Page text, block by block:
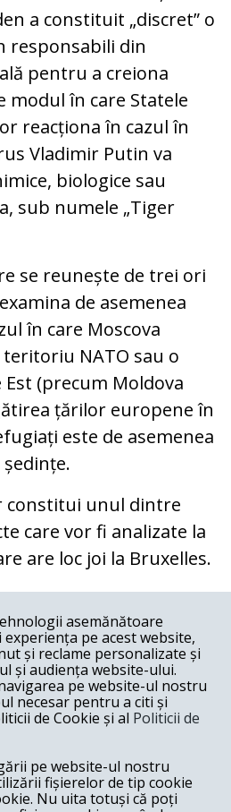
a constituit „discret” o
responsabili din
pentru a creiona
modul în care Statele
reacționa în cazul în
Vladimir Putin va
biologice sau
sub numele „Tiger
se reunește de trei ori
de asemenea
în care Moscova
teritoriu NATO sau o
(precum Moldova
țărilor europene în
este de asemenea
constitui unul dintre
care vor fi analizate la
are loc joi la Bruxelles.
asemănătoare
pe acest website,
și reclame personalizate și
și audiența website-ului.
pe website-ul nostru
necesar pentru a citi și
de Cookie și al Politicii de
pe website-ul nostru
fișierelor de tip cookie
Nu uita totuși că poți